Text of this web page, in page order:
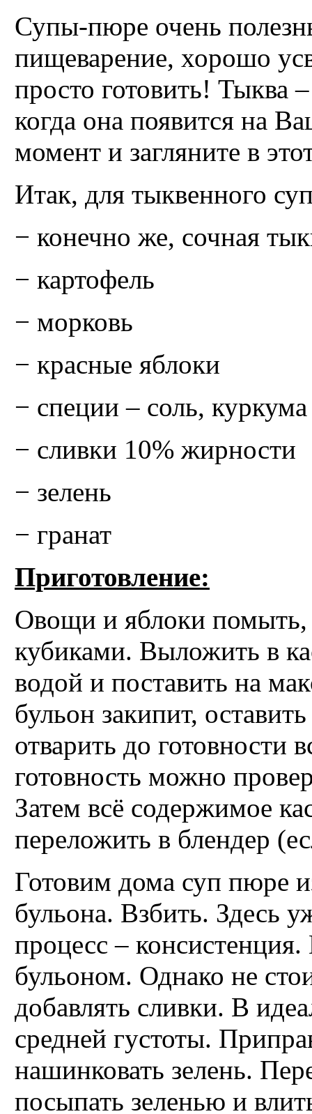
Супы-пюре очень
пищеварение, хорошо
просто готовить! Тыква
когда она появится на
момент и загляните в
Итак, для тыквенного
− конечно же, сочная
− картофель
− морковь
− красные яблоки
− специи – соль,
− сливки 10% жирности
− зелень
− гранат
Приготовление:
Овощи и яблоки помыть,
кубиками. Выложить в
водой и поставить на
бульон закипит,
отварить до готовности
готовность можно
Затем всё содержимое
переложить в блендер
Готовим дома суп пюре
бульона. Взбить. Здесь
процесс –
бульоном. Однако не
добавлять сливки. В
средней густоты.
нашинковать зелень.
посыпать зеленью и